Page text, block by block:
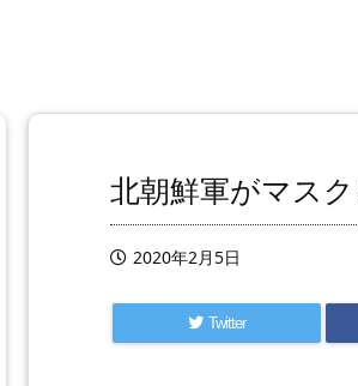
北朝鮮軍がマス
2020年2月5日
Twitter